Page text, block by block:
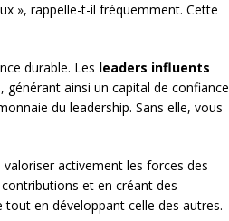
», rappelle-t-il fréquemment. Cette
durable. Les leaders influents
ainsi un capital de confiance
du leadership. Sans elle, vous
valoriser activement les forces des
et en créant des
en développant celle des autres.